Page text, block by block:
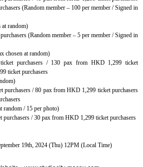
(Random member – 100 per member / Signed in
at random)
(Random member – 5 per member / Signed in
chosen at random)
purchasers / 130 pax from HKD 1,299 ticket
ticket purchasers
/ 80 pax from HKD 1,299 ticket purchasers
random / 15 per photo)
/ 30 pax from HKD 1,299 ticket purchasers
19th, 2024 (Thu) 12PM (Local Time)